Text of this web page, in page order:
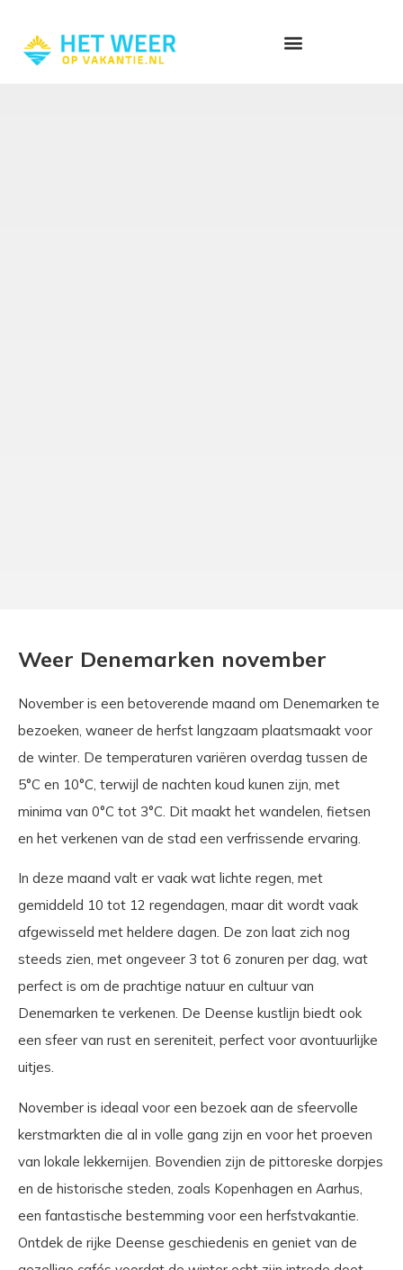
Weer Denemarken november
November is een betoverende maand om Denemarken te
bezoeken, waneer de herfst langzaam plaatsmaakt voor
de winter. De temperaturen variëren overdag tussen de
5°C en 10°C, terwijl de nachten koud kunen zijn, met
minima van 0°C tot 3°C. Dit maakt het wandelen, fietsen
en het verkenen van de stad een verfrissende ervaring.
In deze maand valt er vaak wat lichte regen, met
gemiddeld 10 tot 12 regendagen, maar dit wordt vaak
afgewisseld met heldere dagen. De zon laat zich nog
steeds zien, met ongeveer 3 tot 6 zonuren per dag, wat
perfect is om de prachtige natuur en cultuur van
Denemarken te verkenen. De Deense kustlijn biedt ook
een sfeer van rust en sereniteit, perfect voor avontuurlijke
uitjes.
November is ideaal voor een bezoek aan de sfeervolle
kerstmarkten die al in volle gang zijn en voor het proeven
van lokale lekkernijen. Bovendien zijn de pittoreske dorpjes
en de historische steden, zoals Kopenhagen en Aarhus,
een fantastische bestemming voor een herfstvakantie.
Ontdek de rijke Deense geschiedenis en geniet van de